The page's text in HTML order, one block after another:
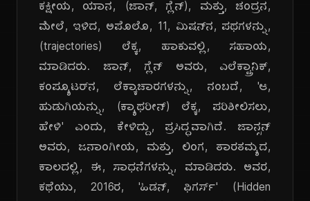
ಕಕ್ಷೀಯ, ಯಾನ, (ಜಾನ್, ಗ್ಲೆನ್), ಮತ್ತು, ಚಂದ್ರನ,
ಮೇಲೆ, ಇಳಿದ, ಅಪೊಲೊ, 11, ಮಿಷನ್‌ನ, ಪಥಗಳನ್ನು,
(trajectories) ಲೆಕ್ಕ, ಹಾಕುವಲ್ಲಿ, ಸಹಾಯ,
ಮಾಡಿದರು. ಜಾನ್, ಗ್ಲೆನ್ ಅವರು, ಎಲೆಕ್ಟ್ರಾನಿಕ್,
ಕಂಪ್ಯೂಟರ್‌ನ, ಲೆಕ್ಕಾಚಾರಗಳನ್ನು, ನಂಬದೆ, 'ಆ,
ಹುಡುಗಿಯನ್ನು, (ಕ್ಯಾಥರೀನ್) ಲೆಕ್ಕ, ಪರಿಶೀಲಿಸಲು,
ಹೇಳಿ' ಎಂದು, ಕೇಳಿದ್ದು, ಪ್ರಸಿದ್ಧವಾಗಿದೆ. ಜಾನ್ಸನ್
ಅವರು, ಜನಾಂಗೀಯ, ಮತ್ತು, ಲಿಂಗ, ತಾರತಮ್ಯದ,
ಕಾಲದಲ್ಲಿ, ಈ, ಸಾಧನೆಗಳನ್ನು, ಮಾಡಿದರು. ಅವರ,
ಕಥೆಯು, 2016ರ, 'ಹಿಡನ್, ಫಿಗರ್ಸ್' (Hidden